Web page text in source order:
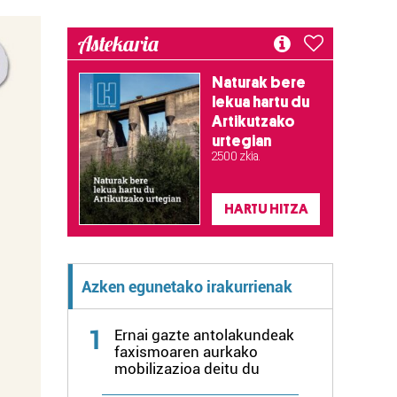
Astekaria
Naturak bere
lekua hartu du
Artikutzako
urtegian
2.500 zkia.
HARTU HITZA
Azken egunetako irakurrienak
1
Ernai gazte antolakundeak
faxismoaren aurkako
mobilizazioa deitu du